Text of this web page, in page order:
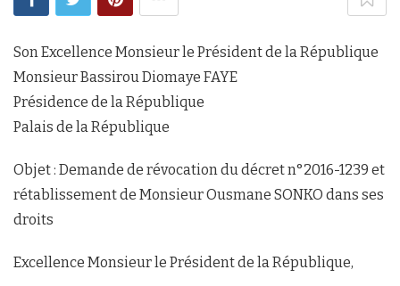
Son Excellence Monsieur le Président de la République
Monsieur Bassirou Diomaye FAYE
Présidence de la République
Palais de la République
Objet : Demande de révocation du décret n°2016-1239 et
rétablissement de Monsieur Ousmane SONKO dans ses
droits
Excellence Monsieur le Président de la République,